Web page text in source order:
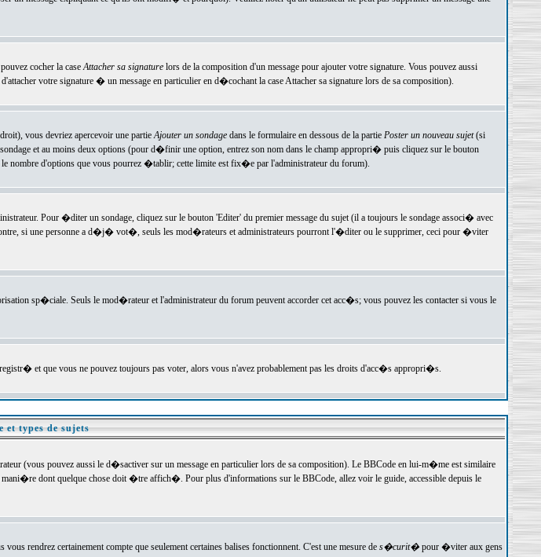
cocher la caseAttacher sa signaturelors de la composition d'un message pour ajouter votre signature. Vous pouvez aussi
votre signature � un message en particulier en d�cochant la case Attacher sa signature lors de sa composition).
vous devriez apercevoir une partieAjouter un sondagedans le formulaire en dessous de la partie Poster un nouveau sujet(si
et au moins deux options (pour d�finir une option, entrez son nom dans le champ appropri� puis cliquez sur le bouton
nombre d'options que vous pourrez �tablir; cette limite est fix�e par l'administrateur du forum).
Pour �diter un sondage, cliquez sur le bouton 'Editer' du premier message du sujet (il a toujours le sondage associ� avec
si une personne a d�j� vot�, seuls les mod�rateurs et administrateurs pourront l'�diter ou le supprimer, ceci pour �viter
sp�ciale. Seuls le mod�rateur et l'administrateur du forum peuvent accorder cet acc�s; vous pouvez les contacter si vous le
et que vous ne pouvez toujours pas voter, alors vous n'avez probablement pas les droits d'acc�s appropri�s.
et types de sujets
(vous pouvez aussi le d�sactiver sur un message en particulier lors de sa composition). Le BBCode en lui-m�me est similaire
dont quelque chose doit �tre affich�. Pour plus d'informations sur le BBCode, allez voir le guide, accessible depuis le
rendrez certainement compte que seulement certaines balises fonctionnent. C'est une mesure de s�curit�pour �viter aux gens